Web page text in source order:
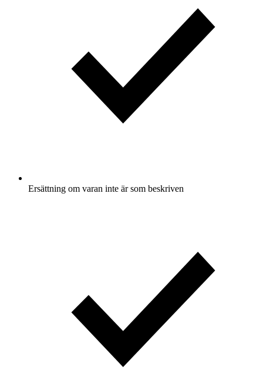
Ersättning om varan inte är som beskriven